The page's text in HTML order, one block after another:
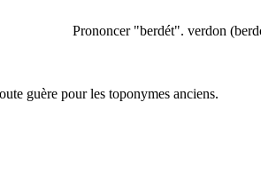
Prononcer "berdét". verdon
guère pour les toponymes anciens.